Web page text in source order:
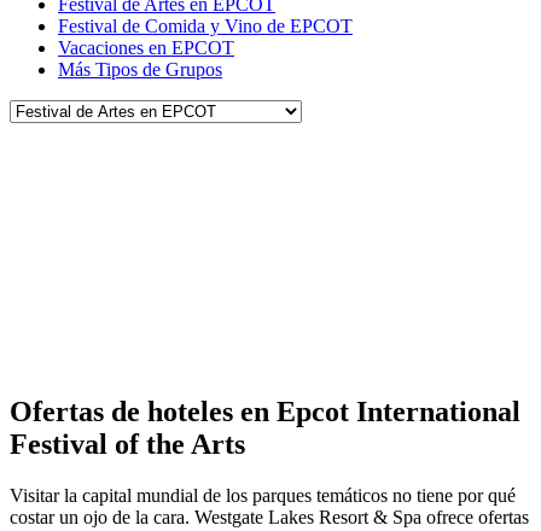
Festival de Comida y Vino de EPCOT
Vacaciones en EPCOT
Más Tipos de Grupos
Ofertas de hoteles en Epcot International
Festival of the Arts
Visitar la capital mundial de los parques temáticos no tiene por qué
costar un ojo de la cara. Westgate Lakes Resort & Spa ofrece ofertas